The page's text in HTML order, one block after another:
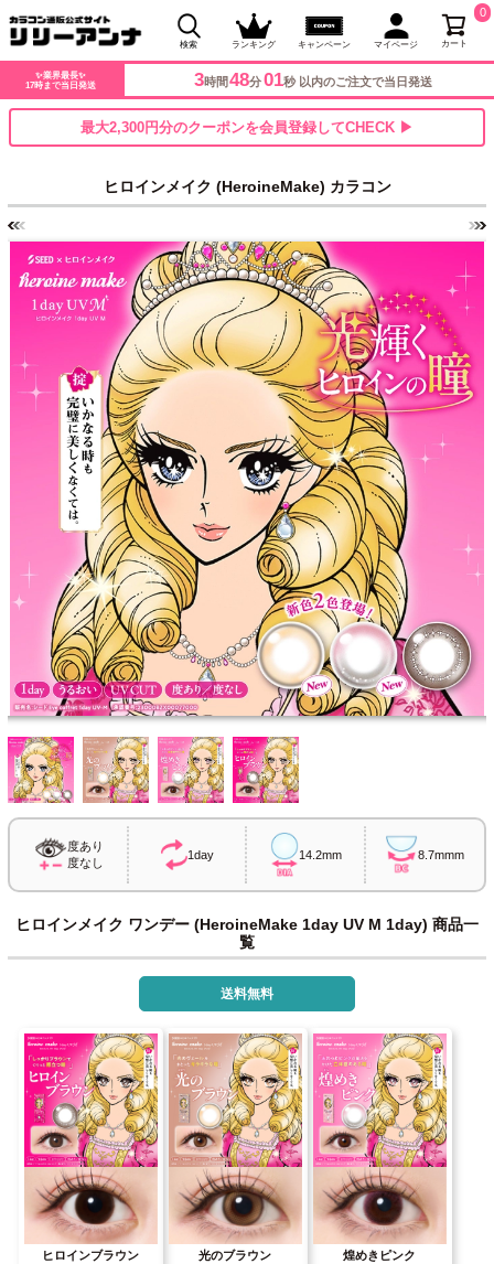
検索 ランキング キャンペーン マイページ カート
0
✨業界最長✨
17時まで当日発送
3時間 47分59秒 以内のご注文で当日発送
最大2,300円分のクーポンを会員登録してCHECK ▶
ヒロインメイク (HeroineMake) カラコン
度あり
度なし
1day 14.2mm 8.7mmm
ヒロインメイク ワンデー (HeroineMake 1day UV M 1day) 商品一
覧
送料無料
ヒロインブラウン 光のブラウン 煌めきピンク